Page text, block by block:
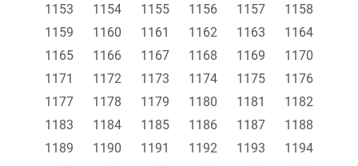
1153 1154 1155 1156 1157
1158
1159
1160 1161 1162 1163
1164
1165
1166 1167 1168 1169
1170
1171
1172 1173 1174 1175
1176
1177
1178 1179 1180 1181
1182
1183
1184 1185 1186 1187
1188
1189
1190 1191 1192 1193
1194